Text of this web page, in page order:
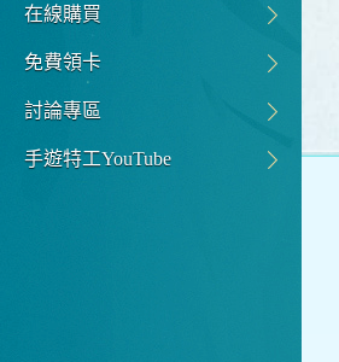
在線購買
免費領卡
討論專區
手遊特工YouTube